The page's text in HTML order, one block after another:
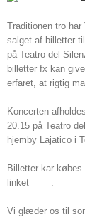
Traditionen tro
salget af billetter
på Teatro del
billetter fx kan
erfaret, at rigtig
Koncerten
20.15 på Teatro
hjemby Lajatico i
Billetter kar
linket
.
Vi glæder os til